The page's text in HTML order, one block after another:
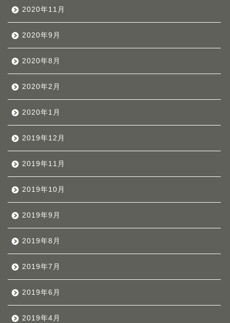
2020年11月
2020年9月
2020年8月
2020年2月
2020年1月
2019年12月
2019年11月
2019年10月
2019年9月
2019年8月
2019年7月
2019年6月
2019年4月